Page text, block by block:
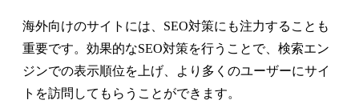
海外向けのサイトには、SEO対策にも注力することも
重要です。効果的なSEO対策を行うことで、検索エン
ジンでの表示順位を上げ、より多くのユーザーにサイ
トを訪問してもらうことができます。